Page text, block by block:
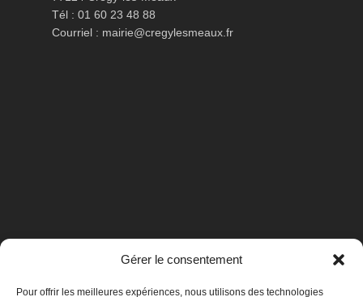
Gérer le consentement
Pour offrir les meilleures expériences, nous utilisons des technologies
Tél : 01 60 23 48 88
Courriel : mairie@cregylesmeaux.fr